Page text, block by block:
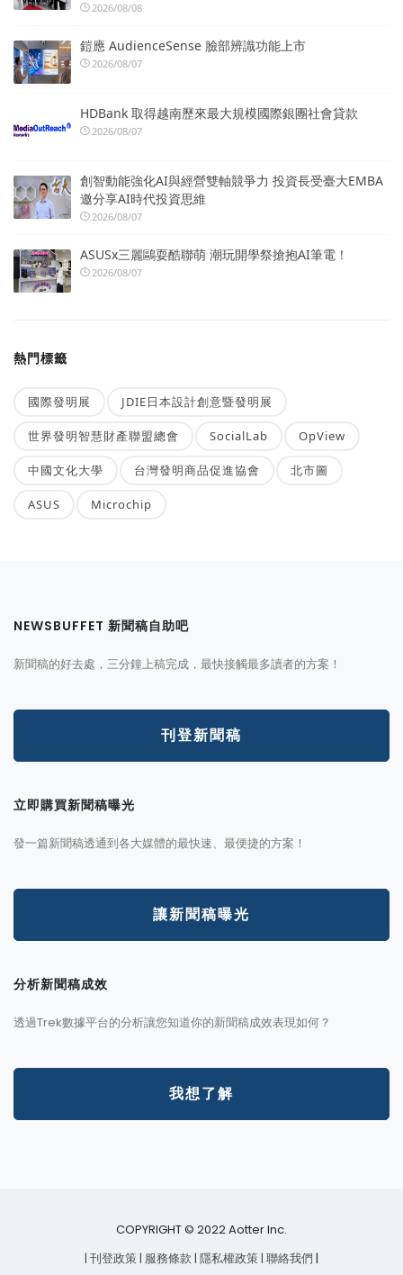
2026/08/08
鎧應 AudienceSense 臉部辨識功能上市
2026/08/07
HDBank 取得越南歷來最大規模國際銀團社會貸款
2026/08/07
創智動能強化AI與經營雙軸競爭力 投資長受臺大EMBA
邀分享AI時代投資思維
2026/08/07
ASUSx三麗鷗耍酷聯萌 潮玩開學祭搶抱AI筆電！
2026/08/07
熱門標籤
國際發明展 JDIE日本設計創意暨發明展
世界發明智慧財產聯盟總會 SocialLab OpView
中國文化大學 台灣發明商品促進協會 北市圖
ASUS Microchip
NEWSBUFFET 新聞稿自助吧
新聞稿的好去處，三分鐘上稿完成，最快接觸最多讀者的方案！
刊登新聞稿
立即購買新聞稿曝光
發一篇新聞稿透通到各大媒體的最快速、最便捷的方案！
讓新聞稿曝光
分析新聞稿成效
透過Trek數據平台的分析讓您知道你的新聞稿成效表現如何？
我想了解
COPYRIGHT © 2022 Aotter Inc.
| 刊登政策 | 服務條款 | 隱私權政策 | 聯絡我們 |